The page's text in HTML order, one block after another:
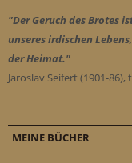
"Der Geruch des Brotes
unseres irdischen
der Heimat."
Jaroslav Seifert (1901-
MEINE BÜCHER